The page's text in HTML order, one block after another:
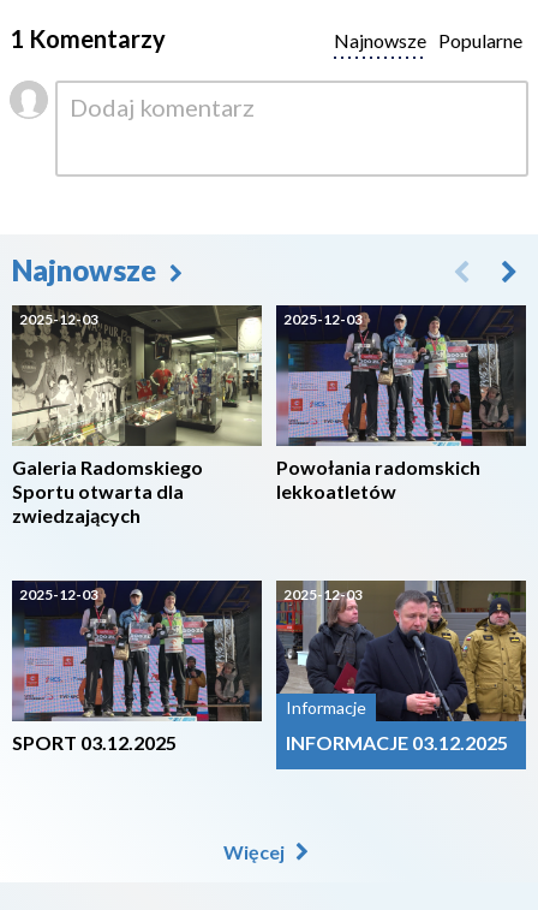
1 Komentarzy Popularne
Najnowsze
Najnowsze
2025-12-03
Galeria Radomskiego
Sportu otwarta dla
zwiedzających
2025-12-03
SPORT 03.12.2025
2025-12-03
Powołania radomskich
lekkoatletów
2025-12-03
Informacje
INFORMACJE 03.12.2025
Więcej